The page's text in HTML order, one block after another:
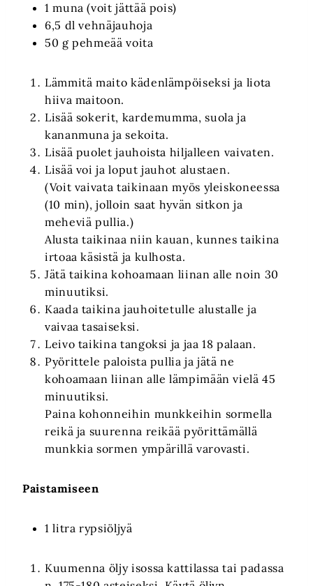
1 muna (voit jättää pois)
6,5 dl vehnäjauhoja
50 g pehmeää voita
Lämmitä maito kädenlämpöiseksi ja liota
hiiva maitoon.
Lisää sokerit, kardemumma, suola ja
kananmuna ja sekoita.
Lisää puolet jauhoista hiljalleen vaivaten.
Lisää voi ja loput jauhot alustaen.
(Voit vaivata taikinaan myös yleiskoneessa
(10 min), jolloin saat hyvän sitkon ja
meheviä pullia.)
Alusta taikinaa niin kauan, kunnes taikina
irtoaa käsistä ja kulhosta.
Jätä taikina kohoamaan liinan alle noin 30
minuutiksi.
Kaada taikina jauhoitetulle alustalle ja
vaivaa tasaiseksi.
Leivo taikina tangoksi ja jaa 18 palaan.
Pyörittele paloista pullia ja jätä ne
kohoamaan liinan alle lämpimään vielä 45
minuutiksi.
Paina kohonneihin munkkeihin sormella
reikä ja suurenna reikää pyörittämällä
munkkia sormen ympärillä varovasti.
Paistamiseen
1 litra rypsiöljyä
Kuumenna öljy isossa kattilassa tai padassa